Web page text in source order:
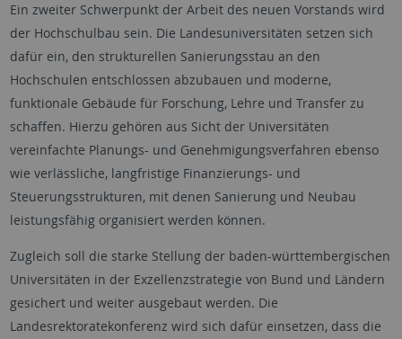
Ein zweiter Schwerpunkt der Arbeit des neuen Vorstands wird
der Hochschulbau sein. Die Landesuniversitäten setzen sich
dafür ein, den strukturellen Sanierungsstau an den
Hochschulen entschlossen abzubauen und moderne,
funktionale Gebäude für Forschung, Lehre und Transfer zu
schaffen. Hierzu gehören aus Sicht der Universitäten
vereinfachte Planungs- und Genehmigungsverfahren ebenso
wie verlässliche, langfristige Finanzierungs- und
Steuerungsstrukturen, mit denen Sanierung und Neubau
leistungsfähig organisiert werden können.
Zugleich soll die starke Stellung der baden-württembergischen
Universitäten in der Exzellenzstrategie von Bund und Ländern
gesichert und weiter ausgebaut werden. Die
Landesrektoratekonferenz wird sich dafür einsetzen, dass die